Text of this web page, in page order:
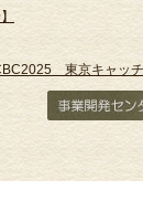
東京キャッ